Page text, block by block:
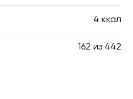
4 ккал
162 из 442